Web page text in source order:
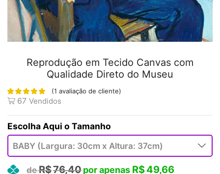
Reprodução em Tecido Canvas com
Qualidade Direto do Museu
(1 avaliação de cliente)
67 Vendidos
Tamanho
R$76,40 R$49,66